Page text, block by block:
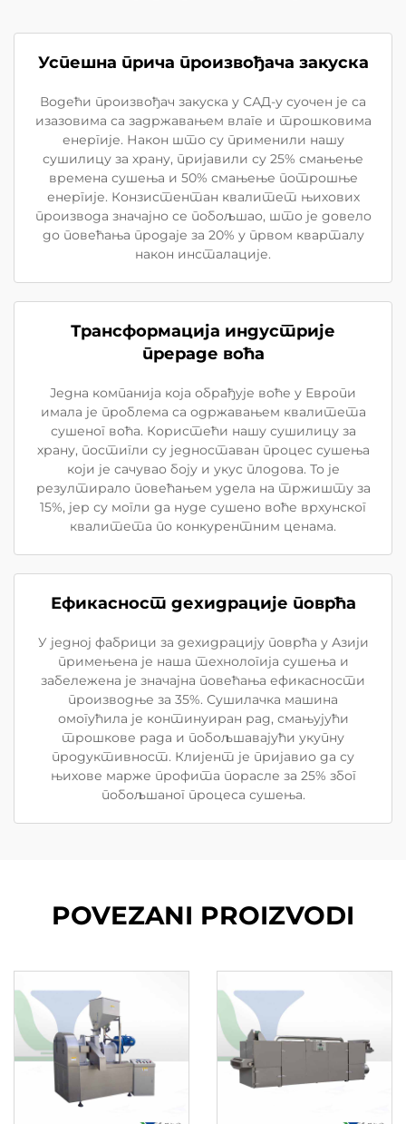
Успешна прича произвођача закуска
Водећи произвођач закуска у САД-у суочен је са
изазовима са задржавањем влаге и трошковима
енергије. Након што су применили нашу
сушилицу за храну, пријавили су 25% смањење
времена сушења и 50% смањење потрошње
енергије. Конзистентан квалитет њихових
производа значајно се побољшао, што је довело
до повећања продаје за 20% у првом кварталу
након инсталације.
Трансформација индустрије
прераде воћа
Једна компанија која обрађује воће у Европи
имала је проблема са одржавањем квалитета
сушеног воћа. Користећи нашу сушилицу за
храну, постигли су једноставан процес сушења
који је сачувао боју и укус плодова. То је
резултирало повећањем удела на тржишту за
15%, јер су могли да нуде сушено воће врхунског
квалитета по конкурентним ценама.
Ефикасност дехидрације поврћа
У једној фабрици за дехидрацију поврћа у Азији
примењена је наша технологија сушења и
забележена је значајна повећања ефикасности
производње за 35%. Сушилачка машина
омогућила је континуиран рад, смањујући
трошкове рада и побољшавајући укупну
продуктивност. Клијент је пријавио да су
њихове марже профита порасле за 25% због
побољшаног процеса сушења.
POVEZANI PROIZVODI